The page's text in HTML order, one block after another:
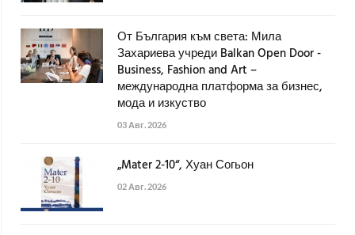
От България към света: Мила
Захариева учреди Balkan Open Door -
Business, Fashion and Art –
международна платформа за бизнес,
мода и изкуство
03 Авг. 2026
„Mater 2-10“, Хуан Согьон
02 Авг. 2026